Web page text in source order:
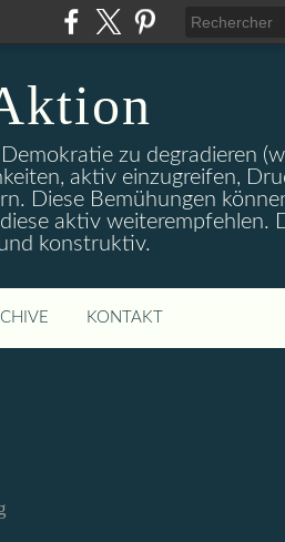
zu degradieren
aktiv einzugreifen,
Diese Bemühungen
aktiv weiterempfehlen.
konstruktiv.
KONTAKT